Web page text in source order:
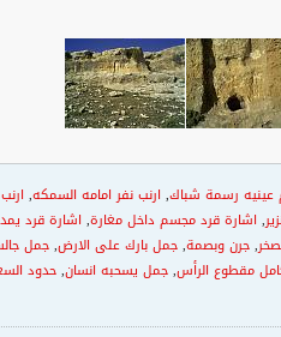
عينيه رسمة شباك, ارنب نفر امامه السمكه,
, اشارة قرد مجسم داخل مغارة, اشارة قرد
,جرن وبصمة,جمل بارك على الارض,جمل
مقطوع الرأس,جمل يسحبه انسان,حدود